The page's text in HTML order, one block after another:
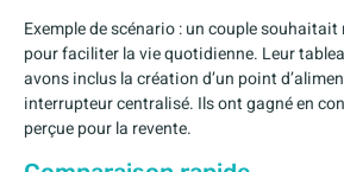
Exemple de scénario : un couple
pour faciliter la vie quotidienne. Leur
avons inclus la création d’un point
interrupteur centralisé. Ils ont gagné en
perçue pour la revente.